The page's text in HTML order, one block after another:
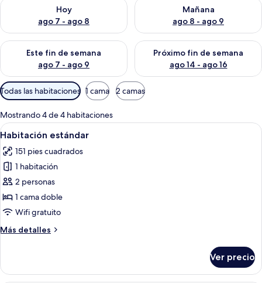
Hoy
ago 7 - ago 8
Consulta la disponibilidad para hoy ago 7 - ago 8
Mañana
ago 8 - ago 9
Consulta la disponibilidad
Este fin de semana
ago 7 - ago 9
Consulta la disponibilidad para este fin de semana ago 7 -
Próximo fin de semana
ago 14 - ago 16
Consulta la disponibilidad
Filtros
disponibles
para
las
habitaciones
Todas las habitaciones 1 cama 2 camas
Mostrando 4 de 4 habitaciones
Abrir
todas
las
fotos
de
Habitación
estándar
Una habitación de hotel moderna
6
Habitación estándar
151 pies cuadrados
1 habitación
2 personas
1 cama doble
Wifi gratuito
Más detalles
Más
estándar
Ver precio